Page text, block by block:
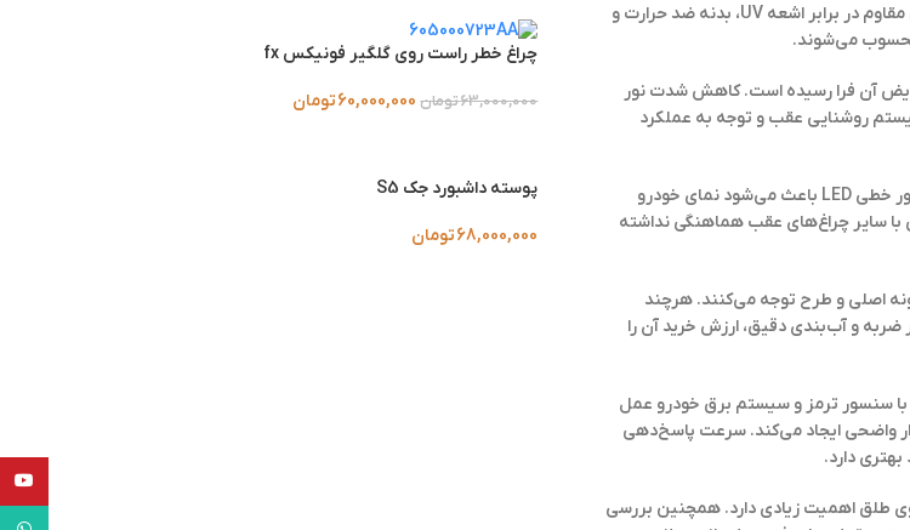
آن بدون نیاز به تغییر در سیم‌کشی انجام می‌شود و به‌صورت فابریک روی خودرو قرار می‌گیرد. طلق مقاوم در برابر اشعه UV، بدنه ضد حرارت و
آن فرا رسیده است. کاهش شدت نور
روشنایی عقب و توجه به عملکرد
از نظر زیبایی ظاهری نیز این قطعه تأثیر قابل توجهی بر نمای عقب خودرو دارد. طراحی یکپارچه و نور خطی LED باعث می‌شود نمای خودرو
سایر چراغ‌های عقب هماهنگی نداشته
بین نمونه اصلی و طرح توجه می‌کنند. هرچند
ضربه و آب‌بندی دقیق، ارزش خرید آن را
کامل با سنسور ترمز و سیستم برق خودرو عمل
شده و هشدار واضحی ایجاد می‌کند. سرعت پاسخ‌دهی
طلق اهمیت زیادی دارد. همچنین بررسی
چراغ خطر راست روی گلگیر فونیکس fx
63,000,000تومان 60,000,000تومان
پوسته داشبورد جک S5
68,000,000تومان